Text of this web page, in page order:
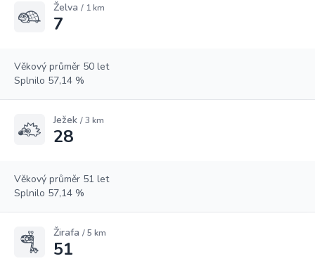
Želva / 1 km
7
Věkový průměr 50 let
Splnilo 57,14 %
Ježek / 3 km
28
Věkový průměr 51 let
Splnilo 57,14 %
Žirafa / 5 km
51